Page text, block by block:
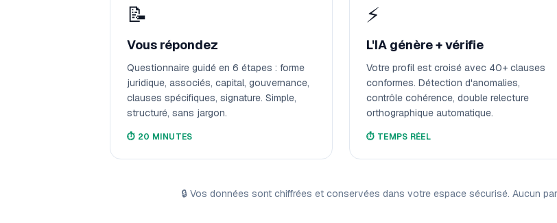
📝
Vous répondez
Questionnaire guidé en 6 étapes : forme
juridique, associés, capital, gouvernance,
clauses spécifiques, signature. Simple,
structuré, sans jargon.
⏱️ 20 MINUTES
⚡
L'IA génère + vérifie
Votre profil est croisé avec 40+ clauses
conformes. Détection d'anomalies,
contrôle cohérence, double relecture
orthographique automatique.
⏱️ TEMPS RÉEL
🔒 Vos données sont chiffrées et conservées dans votre espace sécurisé. Aucun